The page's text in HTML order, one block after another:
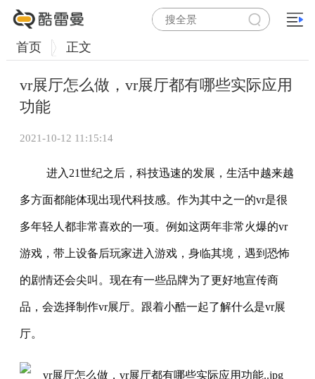
首页 正文
vr展厅怎么做，vr展厅都有哪些实际应用
功能
2021-10-12 11:15:14
进入21世纪之后，科技迅速的发展，生活中越来越
多方面都能体现出现代科技感。作为其中之一的vr是很
多年轻人都非常喜欢的一项。例如这两年非常火爆的vr
游戏，带上设备后玩家进入游戏，身临其境，遇到恐怖
的剧情还会尖叫。现在有一些品牌为了更好地宣传商
品，会选择制作vr展厅。跟着小酷一起了解什么是vr展
厅。